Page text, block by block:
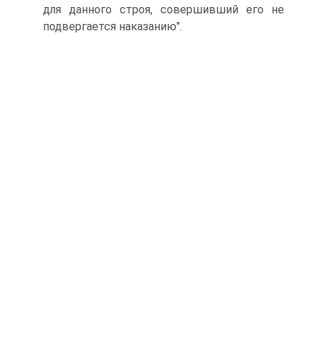
для данного строя, совершивший его не
подвергается наказанию".